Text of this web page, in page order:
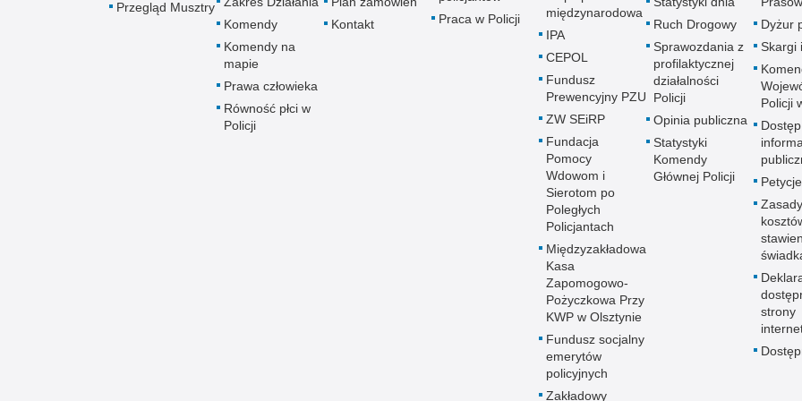
Przegląd Musztry
Komendy
Komendy na
mapie
Prawa człowieka
Równość płci w
Policji
Kontakt
Praca w Policji
międzynarodowa
IPA
CEPOL
Fundusz
Prewencyjny PZU
ZW SEiRP
Fundacja
Pomocy
Wdowom i
Sierotom po
Poległych
Policjantach
Międzyzakładowa
Kasa
Zapomogowo-
Pożyczkowa Przy
KWP w Olsztynie
Fundusz socjalny
emerytów
policyjnych
Zakładowy
Ruch Drogowy
Sprawozdania z
profilaktycznej
działalności
Policji
Opinia publiczna
Statystyki
Komendy
Głównej Policji
Dyżur
Skargi
Policji
Petycje
strony